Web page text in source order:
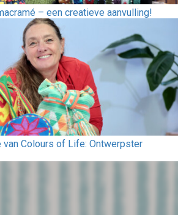
– een creatieve aanvulling!
van Colours of Life: Ontwerpster